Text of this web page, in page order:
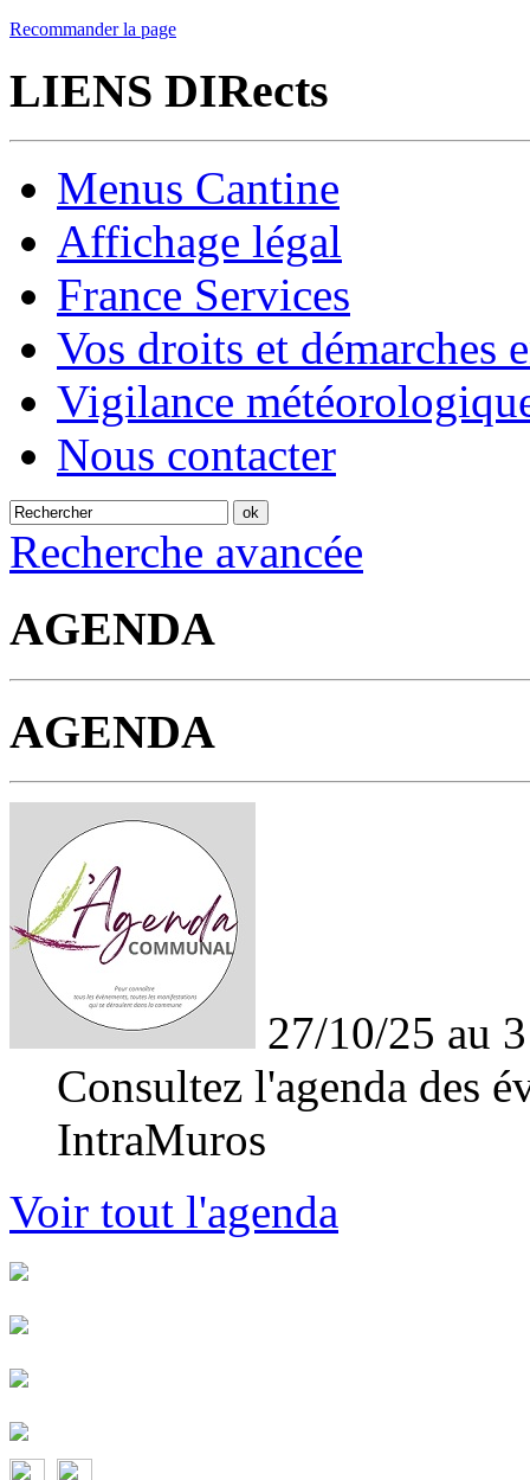
Recommander la page
LIENS DIRects
Menus Cantine
Affichage légal
France Services
Vos droits et démarches
Vigilance
Nous contacter
Recherche avancée
AGENDA
AGENDA
27/10/25 au
Consultez l'agenda des
IntraMuros
Voir tout l'agenda